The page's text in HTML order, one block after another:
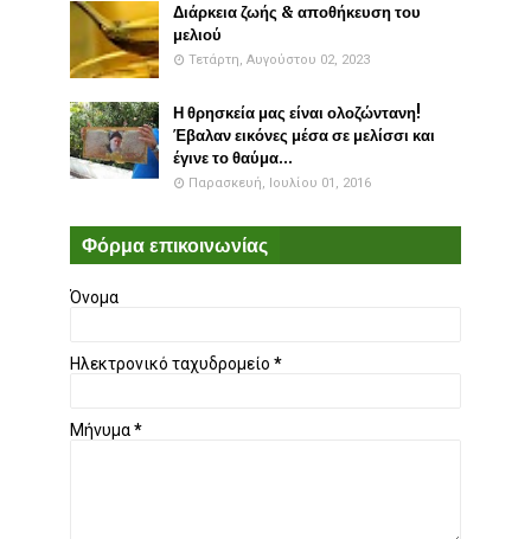
Διάρκεια ζωής & αποθήκευση του
μελιού
Τετάρτη, Αυγούστου 02, 2023
Η θρησκεία μας είναι ολοζώντανη!
Έβαλαν εικόνες μέσα σε μελίσσι και
έγινε το θαύμα...
Παρασκευή, Ιουλίου 01, 2016
Φόρμα επικοινωνίας
Όνομα
Ηλεκτρονικό ταχυδρομείο *
Μήνυμα*